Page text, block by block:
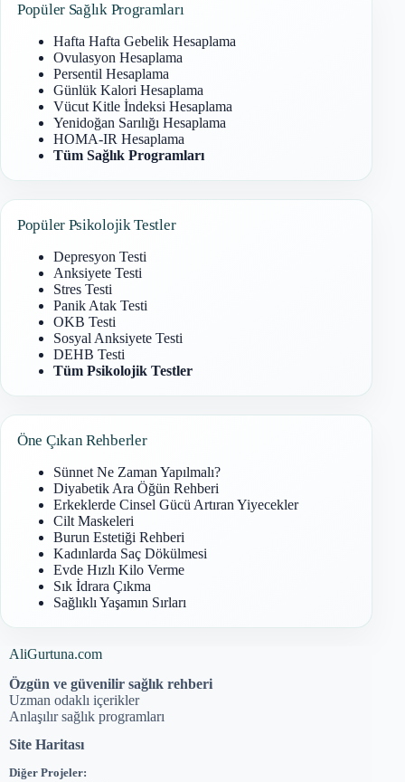
Popüler Sağlık Programları
Hafta Hafta Gebelik Hesaplama
Ovulasyon Hesaplama
Persentil Hesaplama
Günlük Kalori Hesaplama
Vücut Kitle İndeksi Hesaplama
Yenidoğan Sarılığı Hesaplama
HOMA-IR Hesaplama
Tüm Sağlık Programları
Popüler Psikolojik Testler
Depresyon Testi
Anksiyete Testi
Stres Testi
Panik Atak Testi
OKB Testi
Sosyal Anksiyete Testi
DEHB Testi
Tüm Psikolojik Testler
Öne Çıkan Rehberler
Sünnet Ne Zaman Yapılmalı?
Diyabetik Ara Öğün Rehberi
Erkeklerde Cinsel Gücü Artıran Yiyecekler
Cilt Maskeleri
Burun Estetiği Rehberi
Kadınlarda Saç Dökülmesi
Evde Hızlı Kilo Verme
Sık İdrara Çıkma
Sağlıklı Yaşamın Sırları
AliGurtuna.com
Özgün ve güvenilir sağlık rehberi
Uzman odaklı içerikler
Anlaşılır sağlık programları
Site Haritası
Diğer Projeler: